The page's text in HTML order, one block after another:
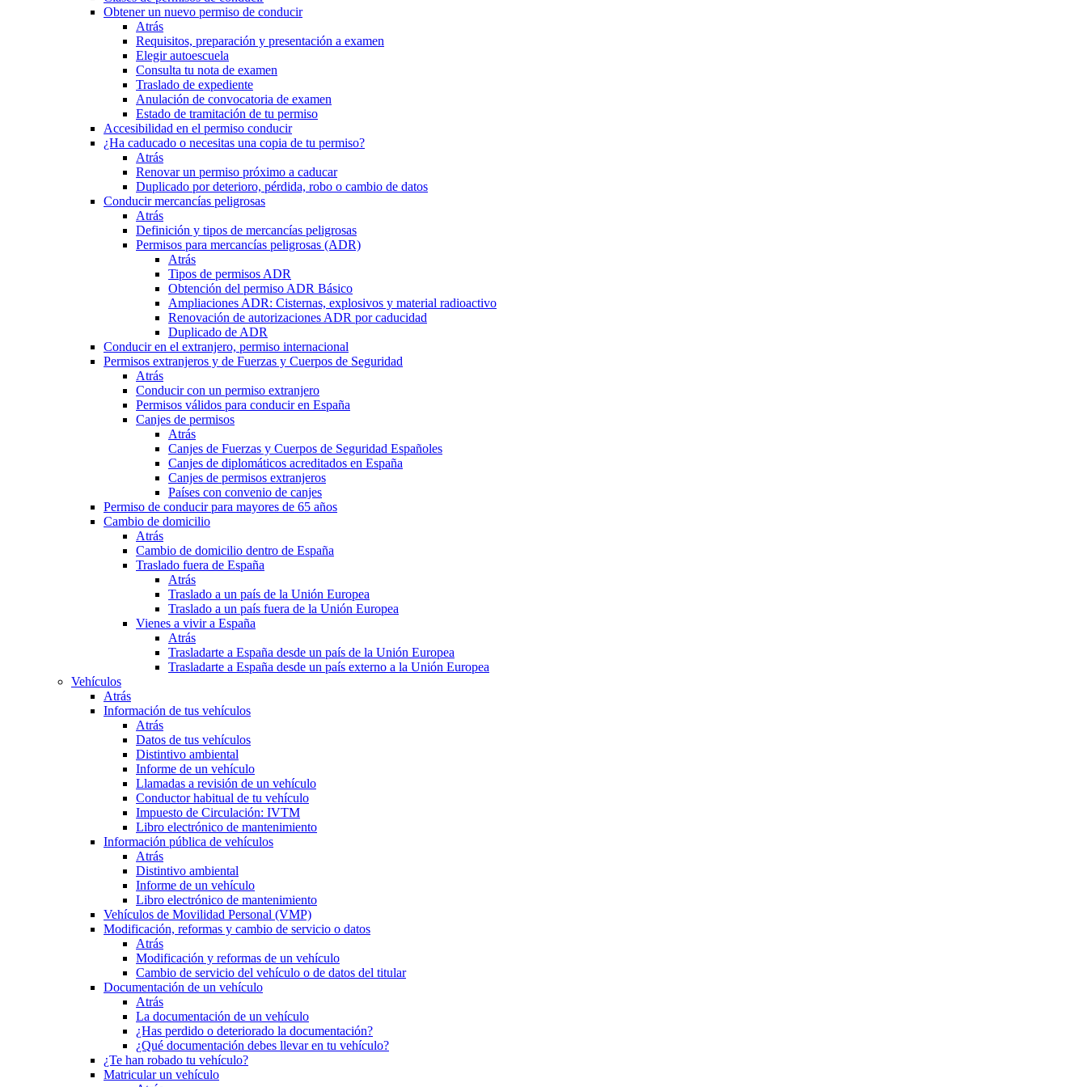
Obtener un nuevo permiso de conducir
Atrás
Requisitos, preparación y presentación a examen
Elegir autoescuela
Consulta tu nota de examen
Traslado de expediente
Anulación de convocatoria de examen
Estado de tramitación de tu permiso
Accesibilidad en el permiso conducir
¿Ha caducado o necesitas una copia de tu permiso?
Atrás
Renovar un permiso próximo a caducar
Duplicado por deterioro, pérdida, robo o cambio de datos
Conducir mercancías peligrosas
Atrás
Definición y tipos de mercancías peligrosas
Permisos para mercancías peligrosas (ADR)
Atrás
Tipos de permisos ADR
Obtención del permiso ADR Básico
Ampliaciones ADR: Cisternas, explosivos y material radioactivo
Renovación de autorizaciones ADR por caducidad
Duplicado de ADR
Conducir en el extranjero, permiso internacional
Permisos extranjeros y de Fuerzas y Cuerpos de Seguridad
Atrás
Conducir con un permiso extranjero
Permisos válidos para conducir en España
Canjes de permisos
Atrás
Canjes de Fuerzas y Cuerpos de Seguridad Españoles
Canjes de diplomáticos acreditados en España
Canjes de permisos extranjeros
Países con convenio de canjes
Permiso de conducir para mayores de 65 años
Cambio de domicilio
Atrás
Cambio de domicilio dentro de España
Traslado fuera de España
Atrás
Traslado a un país de la Unión Europea
Traslado a un país fuera de la Unión Europea
Vienes a vivir a España
Atrás
Trasladarte a España desde un país de la Unión Europea
Trasladarte a España desde un país externo a la Unión Europea
Vehículos
Atrás
Información de tus vehículos
Atrás
Datos de tus vehículos
Distintivo ambiental
Informe de un vehículo
Llamadas a revisión de un vehículo
Conductor habitual de tu vehículo
Impuesto de Circulación: IVTM
Libro electrónico de mantenimiento
Información pública de vehículos
Atrás
Distintivo ambiental
Informe de un vehículo
Libro electrónico de mantenimiento
Vehículos de Movilidad Personal (VMP)
Modificación, reformas y cambio de servicio o datos
Atrás
Modificación y reformas de un vehículo
Cambio de servicio del vehículo o de datos del titular
Documentación de un vehículo
Atrás
La documentación de un vehículo
¿Has perdido o deteriorado la documentación?
¿Qué documentación debes llevar en tu vehículo?
¿Te han robado tu vehículo?
Matricular un vehículo